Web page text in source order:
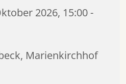
2026, 15:00 -
Marienkirchhof